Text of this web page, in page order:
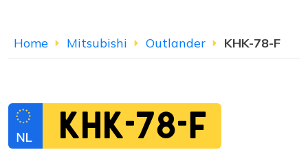
Home Mitsubishi Outlander KHK-78-F
KHK-78-F